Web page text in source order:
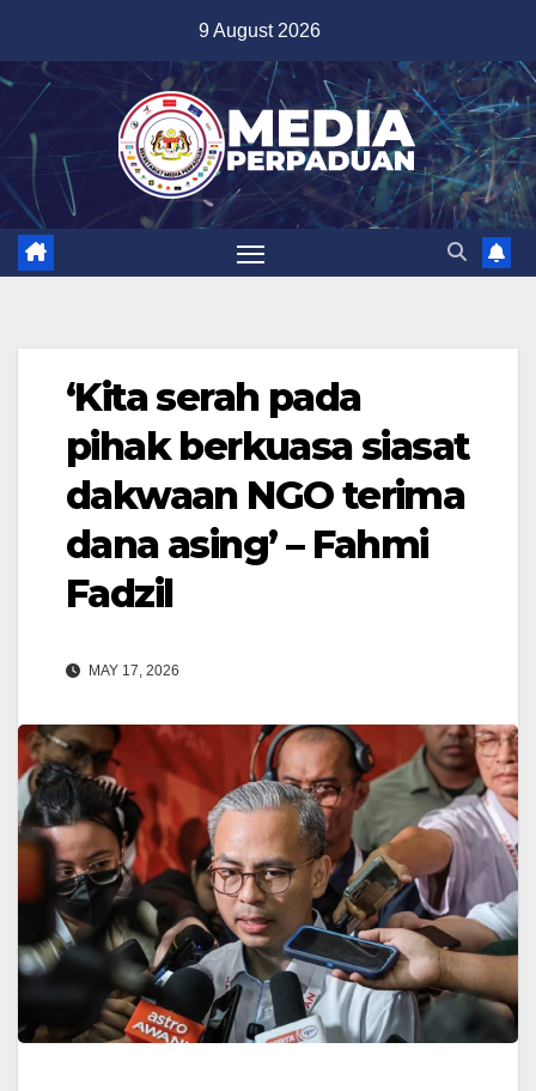
content
9 August 2026
‘Kita serah pada
pihak berkuasa siasat
dakwaan NGO terima
dana asing’ – Fahmi
Fadzil
MAY 17, 2026